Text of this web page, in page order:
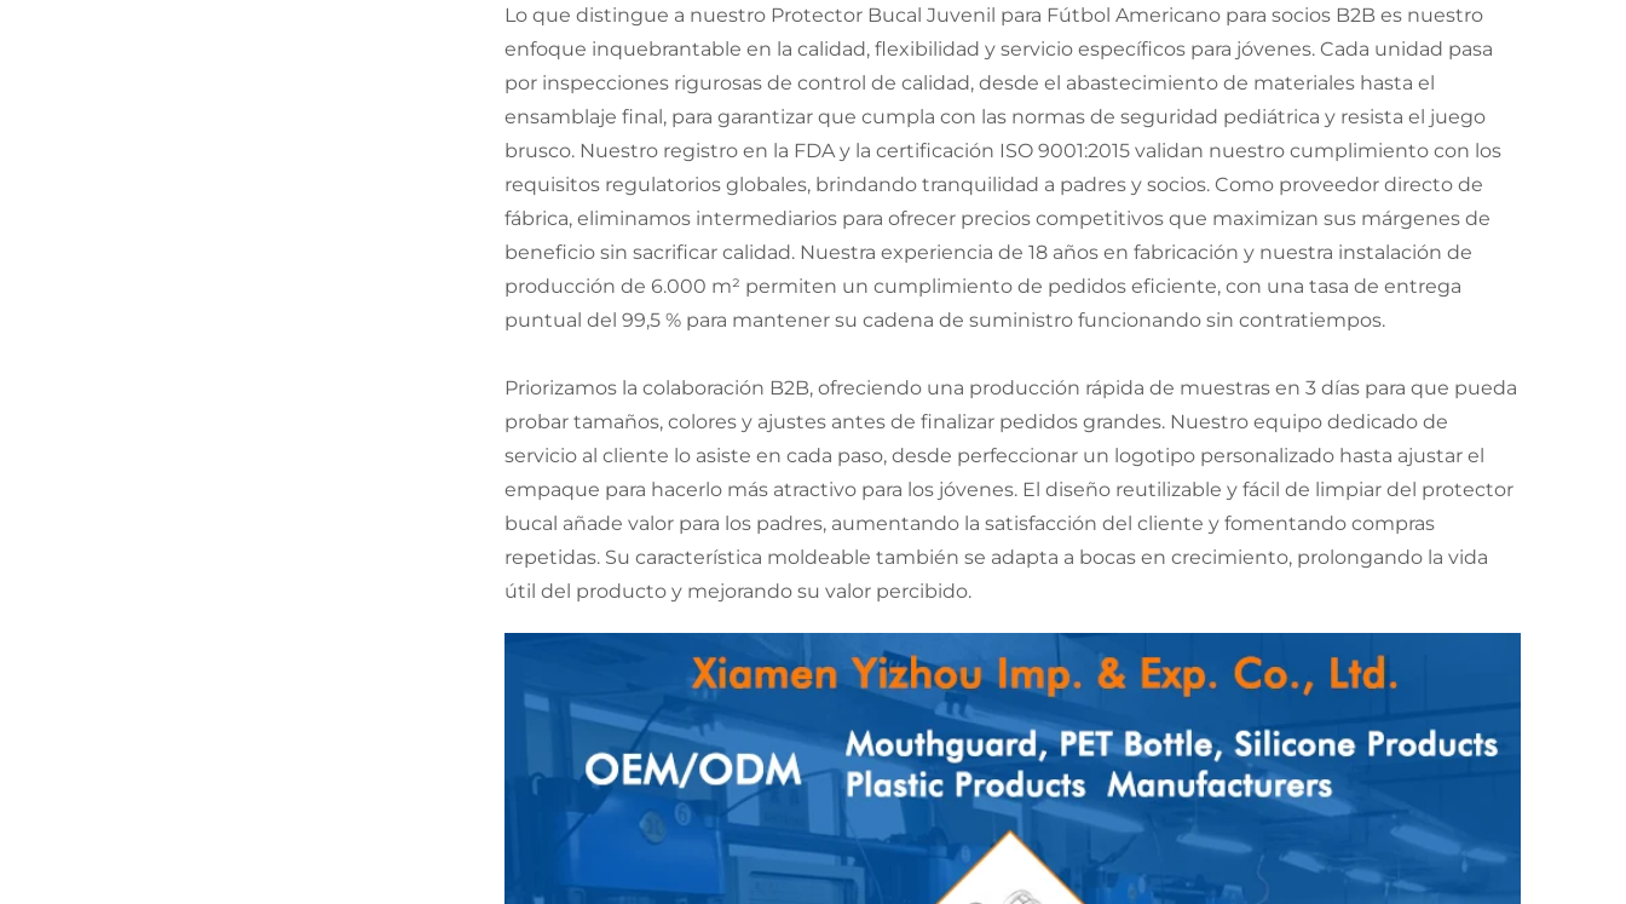
Lo que distingue a nuestro Protector Bucal Juvenil para Fútbol Americano para socios B2B es nuestro
enfoque inquebrantable en la calidad, flexibilidad y servicio específicos para jóvenes. Cada unidad pasa
por inspecciones rigurosas de control de calidad, desde el abastecimiento de materiales hasta el
ensamblaje final, para garantizar que cumpla con las normas de seguridad pediátrica y resista el juego
brusco. Nuestro registro en la FDA y la certificación ISO 9001:2015 validan nuestro cumplimiento con los
requisitos regulatorios globales, brindando tranquilidad a padres y socios. Como proveedor directo de
fábrica, eliminamos intermediarios para ofrecer precios competitivos que maximizan sus márgenes de
beneficio sin sacrificar calidad. Nuestra experiencia de 18 años en fabricación y nuestra instalación de
producción de 6.000 m² permiten un cumplimiento de pedidos eficiente, con una tasa de entrega
puntual del 99,5 % para mantener su cadena de suministro funcionando sin contratiempos.
Priorizamos la colaboración B2B, ofreciendo una producción rápida de muestras en 3 días para que pueda
probar tamaños, colores y ajustes antes de finalizar pedidos grandes. Nuestro equipo dedicado de
servicio al cliente lo asiste en cada paso, desde perfeccionar un logotipo personalizado hasta ajustar el
empaque para hacerlo más atractivo para los jóvenes. El diseño reutilizable y fácil de limpiar del protector
bucal añade valor para los padres, aumentando la satisfacción del cliente y fomentando compras
repetidas. Su característica moldeable también se adapta a bocas en crecimiento, prolongando la vida
útil del producto y mejorando su valor percibido.